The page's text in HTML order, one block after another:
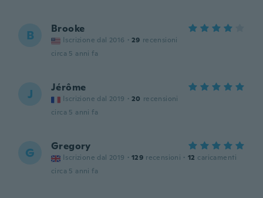
B Brooke
Iscrizione dal 2016 · 29 recensioni
circa 5 anni fa
J Jérôme
Iscrizione dal 2019 · 20 recensioni
circa 5 anni fa
G Gregory
Iscrizione dal 2019 · 129 recensioni · 12 caricamenti
circa 5 anni fa